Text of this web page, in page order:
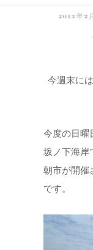
2013年2
今週末に
今度の日曜
坂ノ下海岸
朝市が開催
です。